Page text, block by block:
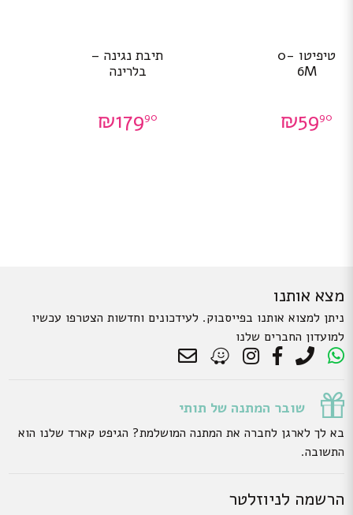
טיפיטו 0-
6M
₪5990
תיבת נגינה –
בלרינה
₪17990
מצא אותנו
ניתן למצוא אותנו בפייסבוק. לעידכונים וחדשות הצטרפו עכשיו
למועדון החברים שלנו
שובר המתנה של תותי
בא לך לארגן לחברה את המתנה המושלמת? הגיפט קארד שלנו הוא
התשובה.
הרשמה לניוזלטר